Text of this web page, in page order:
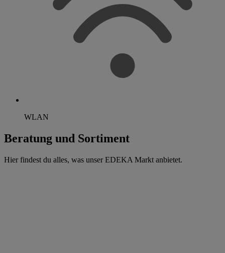
WLAN
Beratung und Sortiment
Hier findest du alles, was unser EDEKA Markt anbietet.